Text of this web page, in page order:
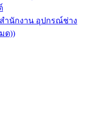
ำนักงาน อุปกรณ์ช่าง
ด))